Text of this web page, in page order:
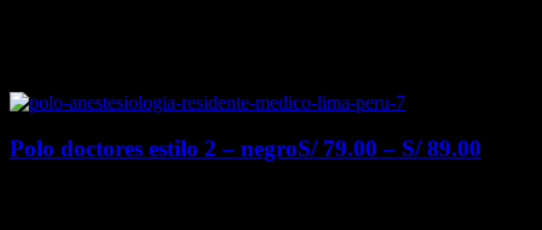
Polo doctores estilo 2 – negroS/79.00 – S/89.00